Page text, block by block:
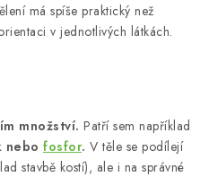
má spíše praktický než
v jednotlivých látkách.
množství. Patří sem například
nebo fosfor. V těle se podílejí
stavbě kostí), ale i na správné